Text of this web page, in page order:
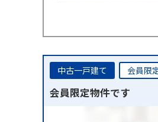
中古一戸建て 会員限
会員限定物件です